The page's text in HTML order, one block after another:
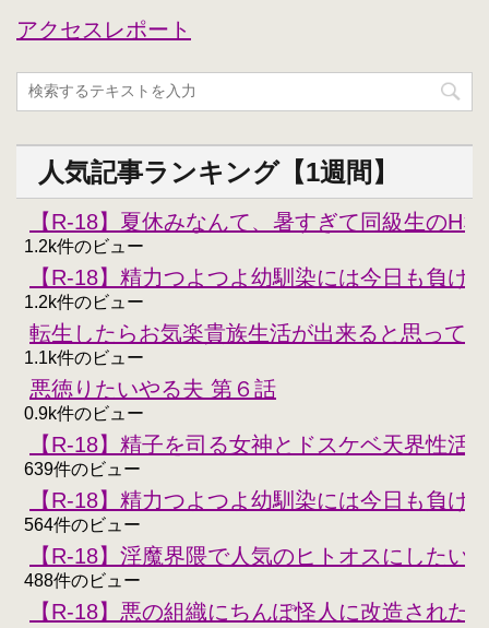
アクセスレポート
人気記事ランキング【1週間】
【R-18】夏休みなんて、暑すぎて同級生のH
1.2k件のビュー
【R-18】精力つよつよ幼馴染には今日も負け
1.2k件のビュー
転生したらお気楽貴族生活が出来ると思って
1.1k件のビュー
悪徳りたいやる夫 第６話
0.9k件のビュー
【R-18】精子を司る女神とドスケベ天界性活
639件のビュー
【R-18】精力つよつよ幼馴染には今日も負け
564件のビュー
【R-18】淫魔界隈で人気のヒトオスにしたい
488件のビュー
【R-18】悪の組織にちんぽ怪人に改造された